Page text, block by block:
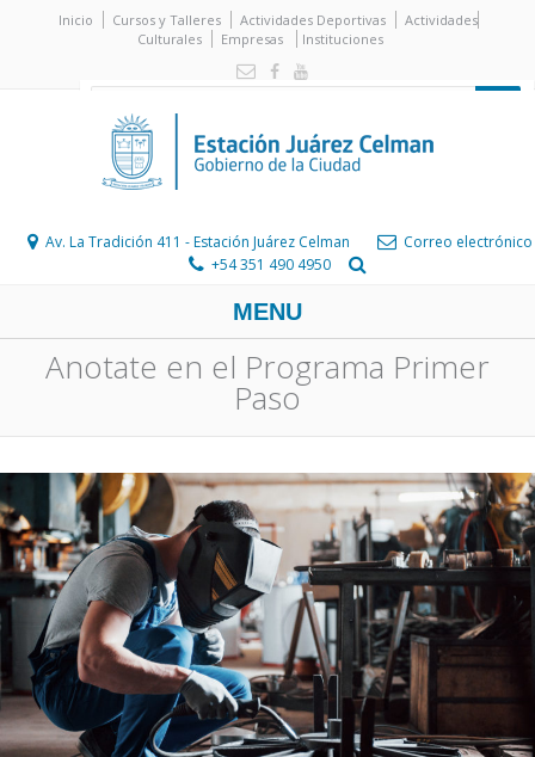
Inicio Cursos y Talleres Actividades Deportivas
Actividades
Culturales
Empresas Instituciones
Av. La Tradición 411 - Estación Juárez Celman
Correo electrónico
+54 351 490 4950
MENU
Anotate en el Programa Primer
Paso